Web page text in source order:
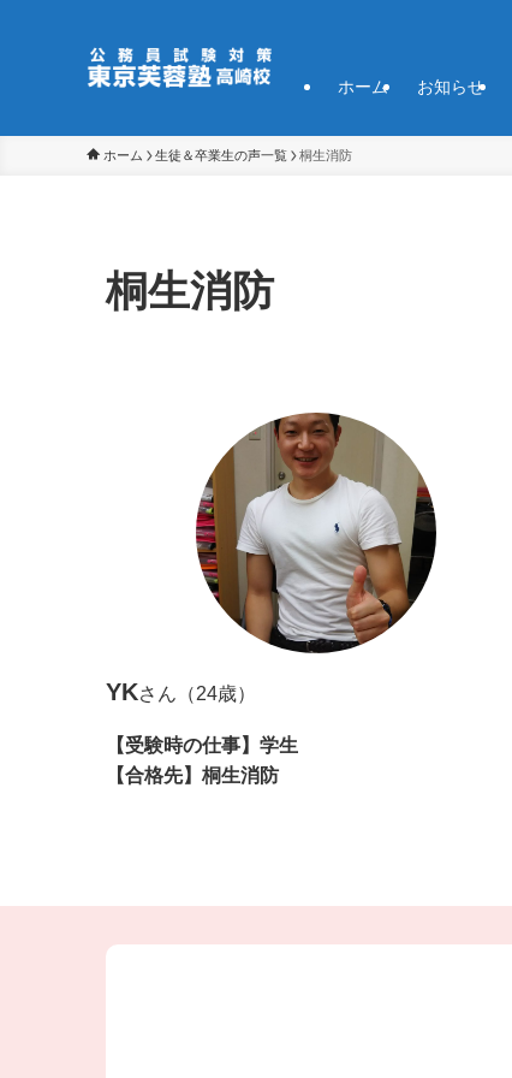
ホーム お知らせ
ホーム 生徒＆卒業生の声一覧 桐生消防
桐生消防
YKさん（24歳）
【受験時の仕事】学生
【合格先】桐生消防